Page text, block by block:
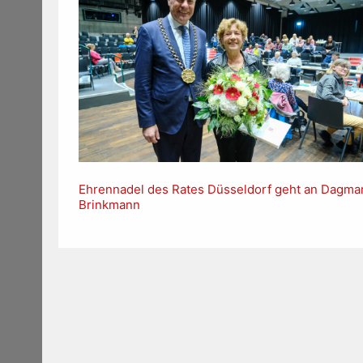
Ehrennadel des Rates Düsseldorf geht an
Brinkmann